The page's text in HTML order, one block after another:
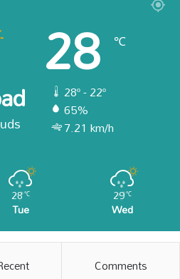
28 ℃
28º - 22º
65%
7.21 km/h
28℃
Tue
29℃
Wed
Comments